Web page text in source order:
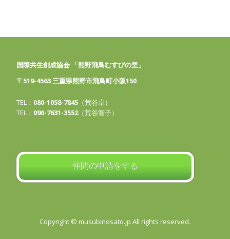
国際共生創成協会 「熊野飛鳥むすびの里」
〒519-4563 三重県熊野市飛鳥町小阪150
TEL： 080-1058-7845 （荒谷卓）
TEL： 090-7631-3552（荒谷智子）
仲間の申請をする
Copyright © musubinosato.jp All rights reserved.